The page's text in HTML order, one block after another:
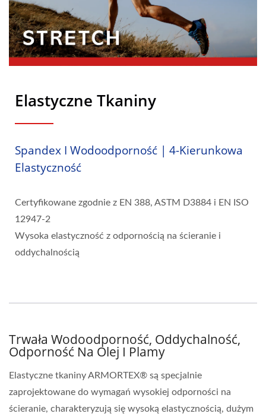
Elastyczne Tkaniny
Spandex I Wodoodporność | 4-Kierunkowa
Elastyczność
Certyfikowane zgodnie z EN 388, ASTM D3884 i EN ISO
12947-2
Wysoka elastyczność z odpornością na ścieranie i
oddychalnością
Trwała Wodoodporność, Oddychalność,
Odporność Na Olej I Plamy
Elastyczne tkaniny ARMORTEX® są specjalnie
zaprojektowane do wymagań wysokiej odporności na
ścieranie, charakteryzują się wysoką elastycznością, dużym